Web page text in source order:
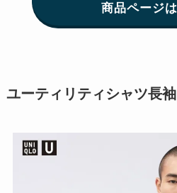
商品ページ
ユーティリティシャツ長